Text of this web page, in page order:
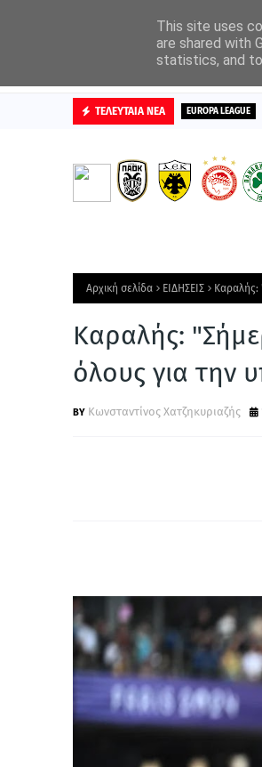
ΤΕΛΕΥΤΑΙΑ ΝΕΑ EUROPA LEAGUE
Αρχική σελίδα ΕΙΔΗΣΕΙΣ Καραλής:
Καραλής:
όλους για την
Κωνσταντίνος Χατζηκυριαζής
This site uses
are shared with
statistics, and